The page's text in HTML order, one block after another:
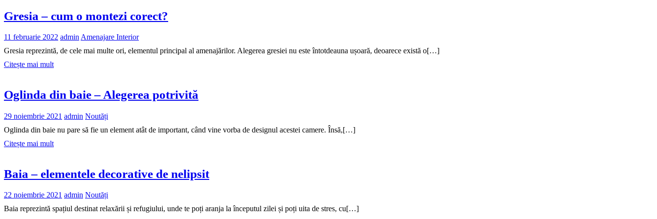
Gresia – cum o montezi corect?
11 februarie 2022 admin Amenajare Interior
Gresia reprezintă, de cele mai multe ori, elementul principal al amenajărilor. Alegerea gresiei nu este întotdeauna ușoară, deoarece există o[…]
Citește mai mult
Oglinda din baie – Alegerea potrivită
29 noiembrie 2021 admin Noutăți
Oglinda din baie nu pare să fie un element atât de important, când vine vorba de designul acestei camere. Însă,[…]
Citește mai mult
Baia – elementele decorative de nelipsit
22 noiembrie 2021 admin Noutăți
Baia reprezintă spațiul destinat relaxării și refugiului, unde te poți aranja la începutul zilei și poți uita de stres, cu[…]